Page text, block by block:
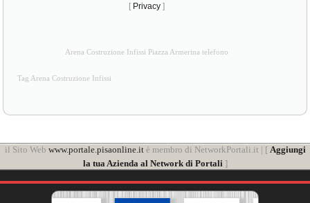
[ Privacy ]
Arena Costruzione Infissi Piazza Armerina telefono
Tag Arena Costruzione Infissi
il Sito Web www.portale.pisaonline.itè membro di NetworkPortali.it | [ Aggiungi
la tua Azienda al Network di Portali ]